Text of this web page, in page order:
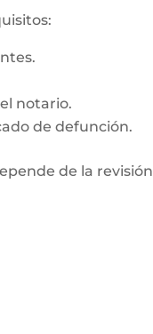
notario.
de defunción.
de la